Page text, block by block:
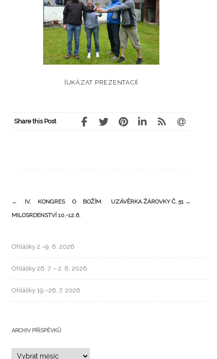
[UKÁZAT PREZENTACI]
Share this Post
←
IV. KONGRES O BOŽÍM
MILOSRDENSTVÍ 10.-12.6.
UZÁVĚRKA ŽÁROVKY Č. 51 →
Ohlášky 2.–9. 8. 2026
Ohlášky 26. 7. – 2. 8. 2026
Ohlášky 19.–26. 7. 2026
ARCHIV PŘÍSPĚVKŮ